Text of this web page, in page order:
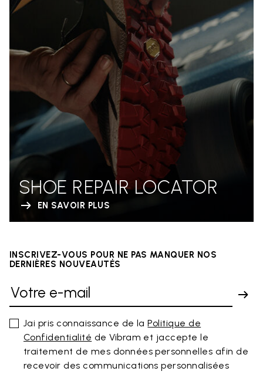
SHOE REPAIR LOCATOR
EN SAVOIR PLUS
INSCRIVEZ-VOUS POUR NE PAS MANQUER NOS
DERNIÈRES NOUVEAUTÉS
Jai pris connaissance de laPolitique de
Confidentialité de Vibram et jaccepte le
traitement de mes données personnelles afin de
recevoir des communications personnalisées